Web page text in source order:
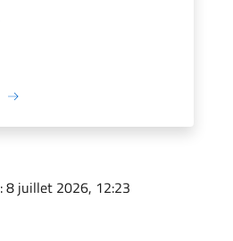
: 8 juillet 2026, 12:23